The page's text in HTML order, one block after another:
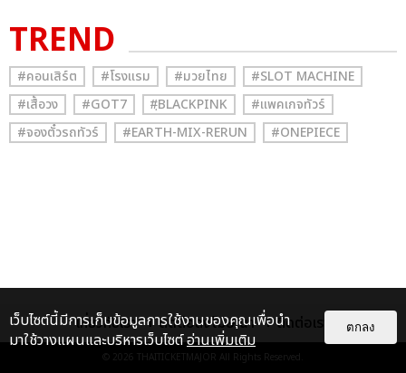
TREND
#คอนเสิร์ต #โรงแรม #มวยไทย
#SLOT MACHINE
#เสื้อวง
#GOT7 #ฺBLACKPINK
#แพคเกจทัวร์
#จองตั๋วรถทัวร์
#EARTH-MIX-RERUN #ONEPIECE
เกี่ยวกับเรา ติดต่อลงโฆษณา ติดต่อเรา
© 2026 THAITICKETMAJOR All Rights Reserved.
เว็บไซต์นี้มีการเก็บข้อมูลการใช้งานของคุณเพื่อนำ
มาใช้วางแผนและบริหารเว็บไซต์อ่านเพิ่มเติม
ตกลง